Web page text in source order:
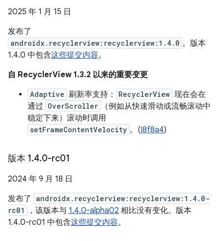
2025 年 1 月 15 日
发布了
androidx.recyclerview:recyclerview:1.4.0 。版本
1.4.0 中包含这些提交内容。
自 RecyclerView 1.3.2 以来的重要变更
Adaptive 刷新率支持： RecyclerView 现在会在
通过 OverScroller
（例如从快速滑动或流畅滚动中
稳定下来）滚动时调用
setFrameContentVelocity 。(I8f8a4)
版本 1.4.0-rc01
2024 年 9 月 18 日
发布了
androidx.recyclerview:recyclerview:1.4.0-
rc01
，该版本与 1.4.0-alpha02 相比没有变化。版本
1.4.0-rc01 中包含这些提交内容。